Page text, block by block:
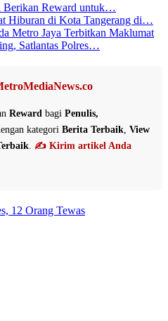
Berikan Reward untuk…
Hiburan di Kota Tangerang di…
Metro Jaya Terbitkan Maklumat
Satlantas Polres…
Reward bagi Penulis,
kategori Berita Terbaik View
✍️ Kirim artikel Anda
12 Orang Tewas